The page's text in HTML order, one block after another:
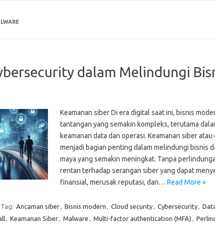
dalam Melindungi
Keamanan siber Di era digital saat ini, bisnis
tantangan yang semakin kompleks, terutama
keamanan data dan operasi. Keamanan siber
menjadi bagian penting dalam melindungi bisnis
maya yang semakin meningkat. Tanpa
rentan terhadap serangan siber yang dapat
finansial, merusak reputasi, dan… Read More »
Tag: Ancaman siber, Bisnis modern , Cloud security, Cybersecurity,
, Keamanan Siber, Malware , Multi-factor authentication (MFA) ,